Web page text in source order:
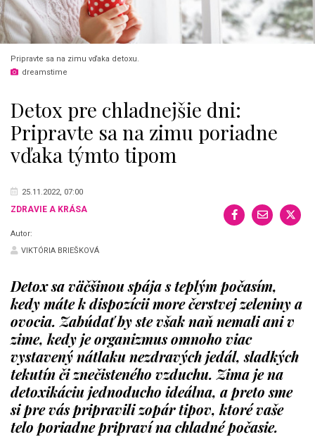
Pripravte sa na zimu vďaka detoxu.
dreamstime
Detox pre chladnejšie dni:
Pripravte sa na zimu poriadne
vďaka týmto tipom
25.11.2022, 07:00
ZDRAVIE A KRÁSA
Autor:
VIKTÓRIA BRIEŠKOVÁ
Detox sa väčšinou spája s teplým počasím,
kedy máte k dispozícii more čerstvej zeleniny a
ovocia. Zabúdať by ste však naň nemali ani v
zime, kedy je organizmus omnoho viac
vystavený nátlaku nezdravých jedál, sladkých
tekutín či znečisteného vzduchu. Zima je na
detoxikáciu jednoducho ideálna, a preto sme
si pre vás pripravili zopár tipov, ktoré vaše
telo poriadne pripraví na chladné počasie.